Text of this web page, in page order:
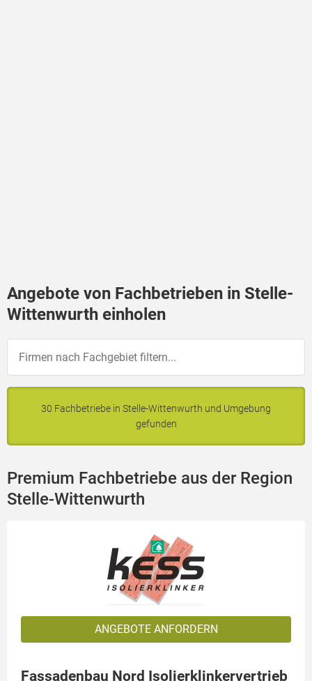
Angebote von Fachbetrieben in Stelle-
Wittenwurth einholen
30 Fachbetriebe in Stelle-Wittenwurth und Umgebung
gefunden
Premium Fachbetriebe aus der Region
Stelle-Wittenwurth
ANGEBOTE ANFORDERN
Fassadenbau Nord Isolierklinkervertrieb